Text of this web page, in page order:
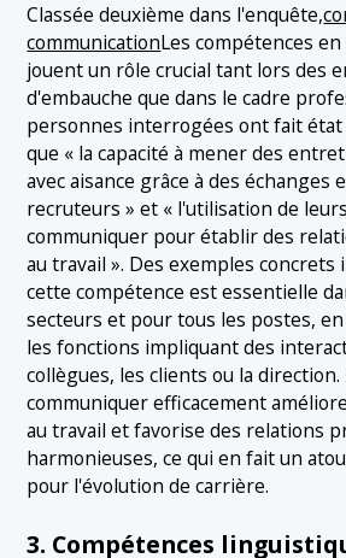
Classée deuxième dans l'enquête,
communicationLes compétences
jouent un rôle crucial tant lors des
d'embauche que dans le cadre
personnes interrogées ont fait
que « la capacité à mener des
avec aisance grâce à des échanges
recruteurs » et « l'utilisation de
communiquer pour établir des
au travail ». Des exemples
cette compétence est essentielle
secteurs et pour tous les postes,
les fonctions impliquant des
collègues, les clients ou la direction.
communiquer efficacement
au travail et favorise des relations
harmonieuses, ce qui en fait un
pour l'évolution de carrière.
3. Compétences